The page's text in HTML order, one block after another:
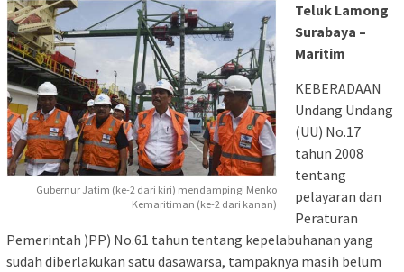
Gubernur Jatim (ke-2 dari kiri) mendampingi Menko
Kemaritiman (ke-2 dari kanan)
Teluk Lamong
Surabaya –
Maritim
KEBERADAAN
Undang Undang
(UU) No.17
tahun 2008
tentang
pelayaran dan
Peraturan
Pemerintah )PP) No.61 tahun tentang kepelabuhanan yang
sudah diberlakukan satu dasawarsa, tampaknya masih belum